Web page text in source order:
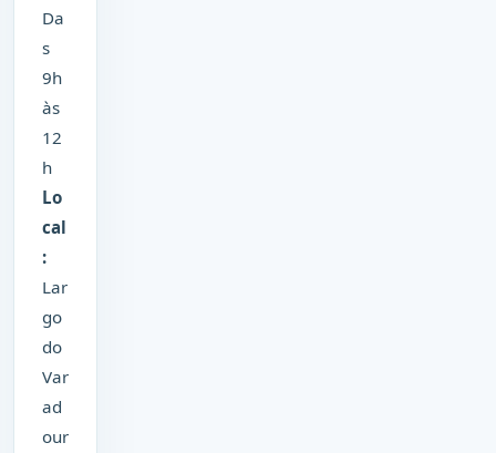
Da
s
9h
às
12
h
Lo
cal
:
Lar
go
do
Var
ad
our